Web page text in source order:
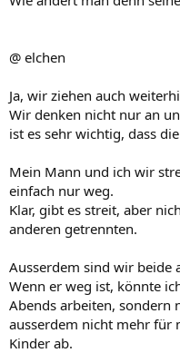
@ elchen
Ja, wir ziehen auch
Wir denken nicht nur an
ist es sehr wichtig, dass
Mein Mann und ich wir
einfach nur weg.
Klar, gibt es streit, aber
anderen getrennten.
Ausserdem sind wir beide
Wenn er weg ist, könnte
Abends arbeiten, sondern
ausserdem nicht mehr für
Kinder ab.